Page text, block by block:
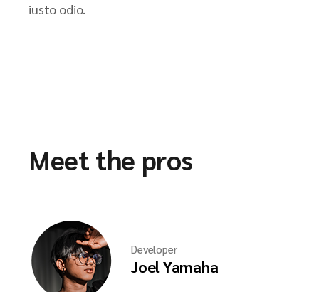
iusto odio.
Meet the pros
Developer
Joel Yamaha